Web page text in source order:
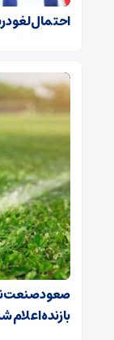
احتمال لغو
صعود صنعت
بازنده اعلام